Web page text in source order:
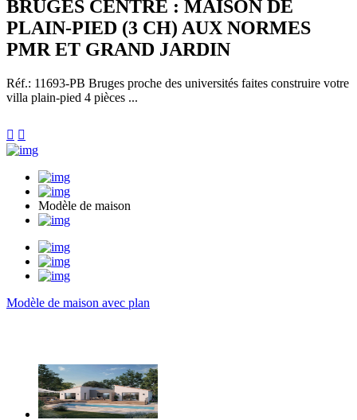
BRUGES CENTRE : MAISON DE
PLAIN-PIED (3 CH) AUX NORMES
PMR ET GRAND JARDIN
Réf.: 11693-PB Bruges proche des universités faites construire votre
villa plain-pied 4 pièces ...
 
Modèle de maison
Modèle de maison avec plan